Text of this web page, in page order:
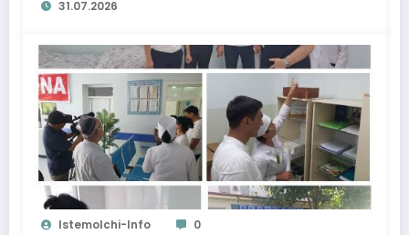
o‘tkazildi
31.07.2026
Istemolchi-Info 0